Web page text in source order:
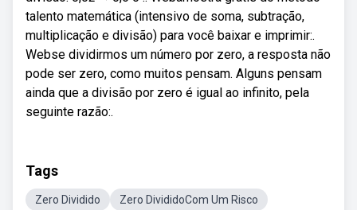
talento matemática (intensivo de soma, subtração,
multiplicação e divisão) para você baixar e imprimir:.
Webse dividirmos um número por zero, a resposta não
pode ser zero, como muitos pensam. Alguns pensam
ainda que a divisão por zero é igual ao infinito, pela
seguinte razão:.
Tags
Zero Dividido
Zero DivididoCom Um Risco